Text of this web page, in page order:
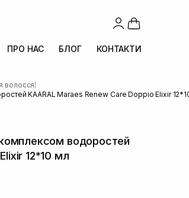
ПРО НАС БЛОГ КОНТАКТИ
волосся
KAARAL Maraes Renew Care Doppio Elixir
водоростей
12*10 мл